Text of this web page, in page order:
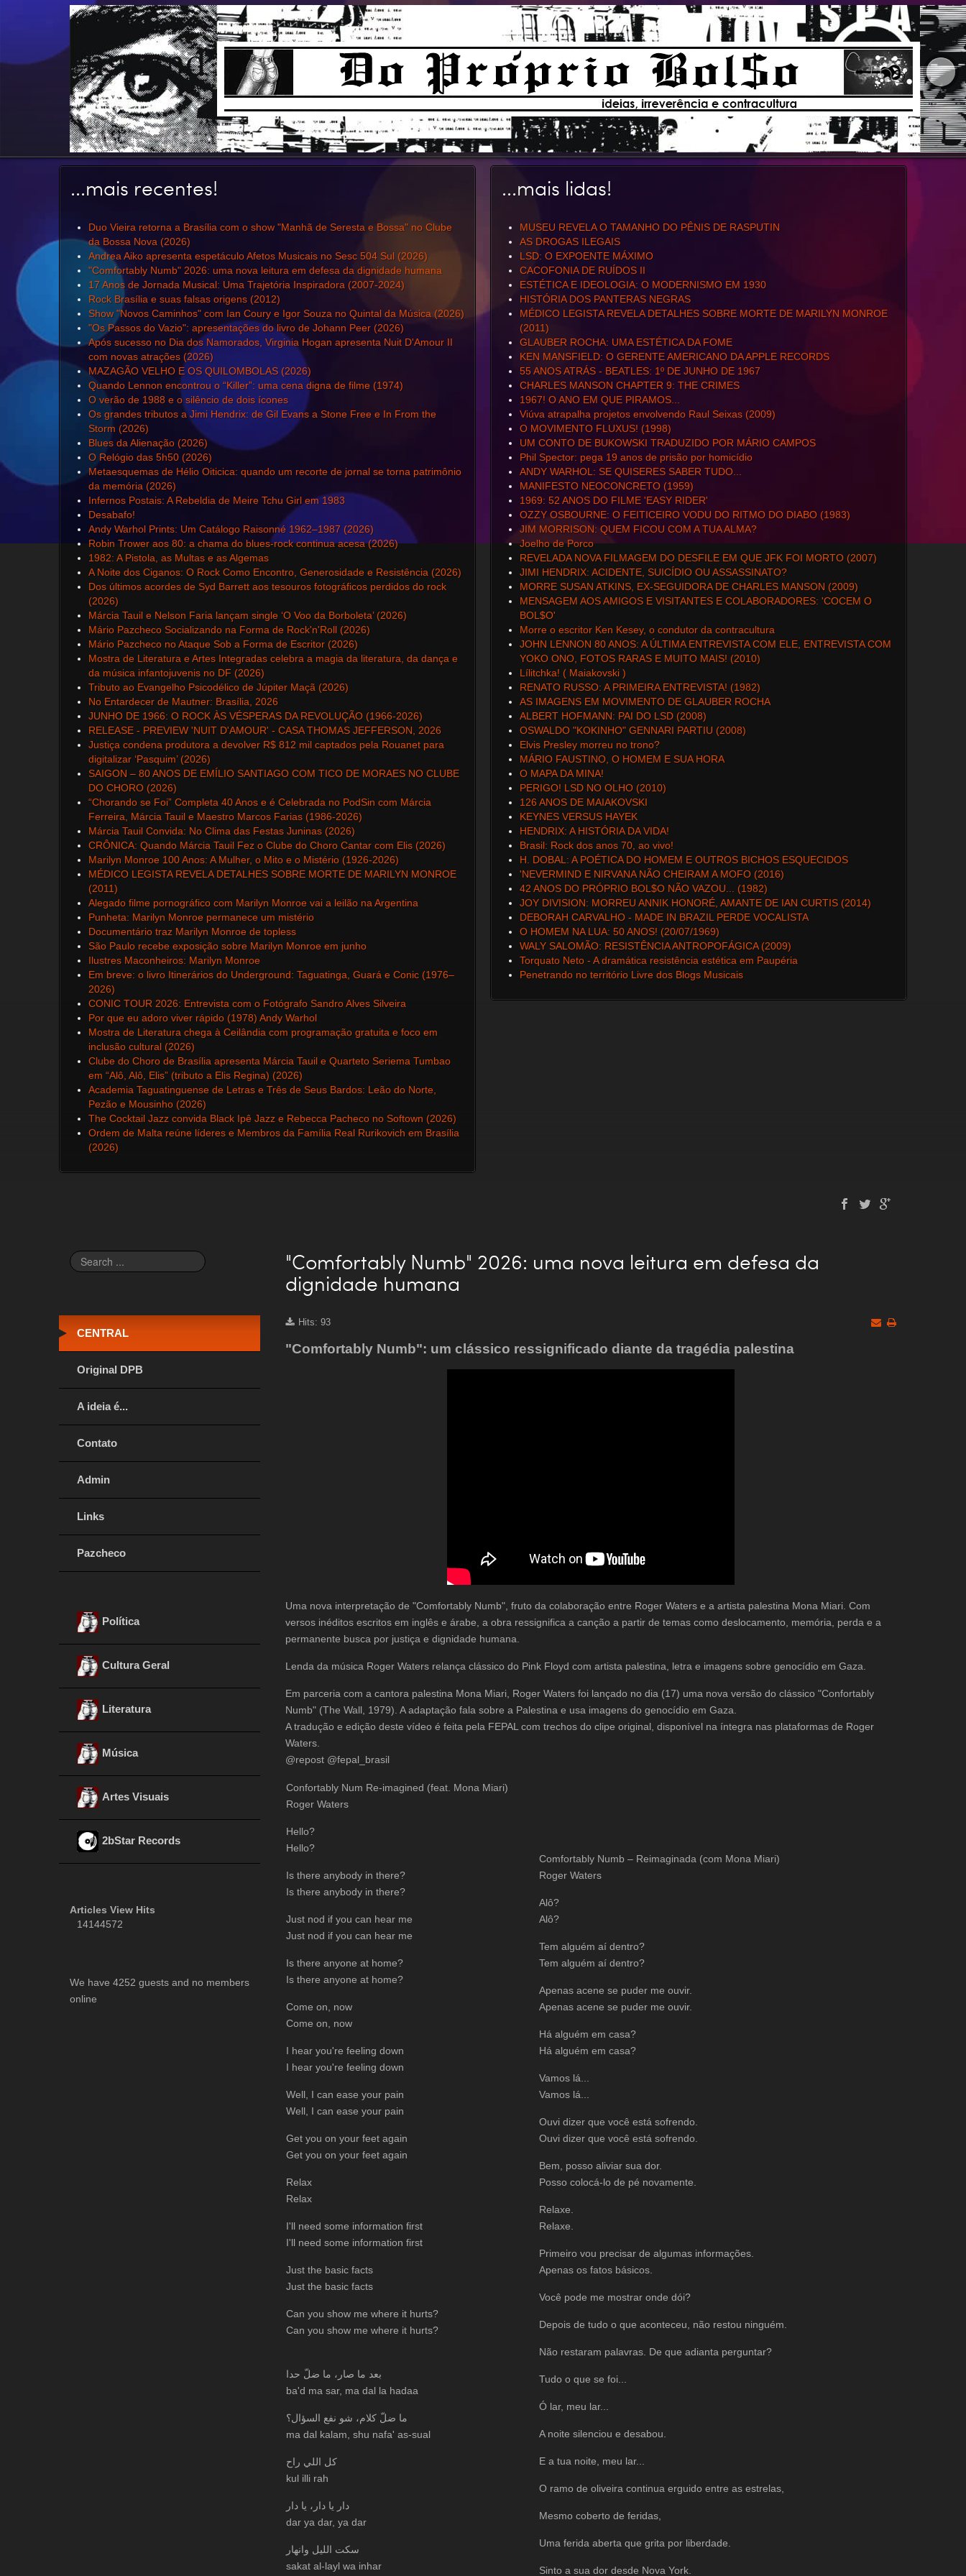
...mais recentes!
Duo Vieira retorna a Brasília com o show "Manhã de Seresta e Bossa" no Clube
da Bossa Nova (2026)
Andrea Aiko apresenta espetáculo Afetos Musicais no Sesc 504 Sul (2026)
"Comfortably Numb" 2026: uma nova leitura em defesa da dignidade humana
17 Anos de Jornada Musical: Uma Trajetória Inspiradora (2007-2024)
Rock Brasília e suas falsas origens (2012)
Show "Novos Caminhos" com Ian Coury e Igor Souza no Quintal da Música (2026)
"Os Passos do Vazio": apresentações do livro de Johann Peer (2026)
Após sucesso no Dia dos Namorados, Virginia Hogan apresenta Nuit D'Amour II
com novas atrações (2026)
MAZAGÃO VELHO E OS QUILOMBOLAS (2026)
Quando Lennon encontrou o “Killer”: uma cena digna de filme (1974)
O verão de 1988 e o silêncio de dois ícones
Os grandes tributos a Jimi Hendrix: de Gil Evans a Stone Free e In From the
Storm (2026)
Blues da Alienação (2026)
O Relógio das 5h50 (2026)
Metaesquemas de Hélio Oiticica: quando um recorte de jornal se torna patrimônio
da memória (2026)
Infernos Postais: A Rebeldia de Meire Tchu Girl em 1983
Desabafo!
Andy Warhol Prints: Um Catálogo Raisonné 1962–1987 (2026)
Robin Trower aos 80: a chama do blues-rock continua acesa (2026)
1982: A Pistola, as Multas e as Algemas
A Noite dos Ciganos: O Rock Como Encontro, Generosidade e Resistência (2026)
Dos últimos acordes de Syd Barrett aos tesouros fotográficos perdidos do rock
(2026)
Márcia Tauil e Nelson Faria lançam single ‘O Voo da Borboleta’ (2026)
Mário Pazcheco Socializando na Forma de Rock'n'Roll (2026)
Mário Pazcheco no Ataque Sob a Forma de Escritor (2026)
Mostra de Literatura e Artes Integradas celebra a magia da literatura, da dança e
da música infantojuvenis no DF (2026)
Tributo ao Evangelho Psicodélico de Júpiter Maçã (2026)
No Entardecer de Mautner: Brasília, 2026
JUNHO DE 1966: O ROCK ÀS VÉSPERAS DA REVOLUÇÃO (1966-2026)
RELEASE - PREVIEW 'NUIT D'AMOUR' - CASA THOMAS JEFFERSON, 2026
Justiça condena produtora a devolver R$ 812 mil captados pela Rouanet para
digitalizar ‘Pasquim’ (2026)
SAIGON – 80 ANOS DE EMÍLIO SANTIAGO COM TICO DE MORAES NO CLUBE
DO CHORO (2026)
“Chorando se Foi” Completa 40 Anos e é Celebrada no PodSin com Márcia
Ferreira, Márcia Tauil e Maestro Marcos Farias (1986-2026)
Márcia Tauil Convida: No Clima das Festas Juninas (2026)
CRÔNICA: Quando Márcia Tauil Fez o Clube do Choro Cantar com Elis (2026)
Marilyn Monroe 100 Anos: A Mulher, o Mito e o Mistério (1926-2026)
MÉDICO LEGISTA REVELA DETALHES SOBRE MORTE DE MARILYN MONROE
(2011)
Alegado filme pornográfico com Marilyn Monroe vai a leilão na Argentina
Punheta: Marilyn Monroe permanece um mistério
Documentário traz Marilyn Monroe de topless
São Paulo recebe exposição sobre Marilyn Monroe em junho
Ilustres Maconheiros: Marilyn Monroe
Em breve: o livro Itinerários do Underground: Taguatinga, Guará e Conic (1976–
2026)
CONIC TOUR 2026: Entrevista com o Fotógrafo Sandro Alves Silveira
Por que eu adoro viver rápido (1978) Andy Warhol
Mostra de Literatura chega à Ceilândia com programação gratuita e foco em
inclusão cultural (2026)
Clube do Choro de Brasília apresenta Márcia Tauil e Quarteto Seriema Tumbao
em “Alô, Alô, Elis” (tributo a Elis Regina) (2026)
Academia Taguatinguense de Letras e Três de Seus Bardos: Leão do Norte,
Pezão e Mousinho (2026)
The Cocktail Jazz convida Black Ipê Jazz e Rebecca Pacheco no Softown (2026)
Ordem de Malta reúne líderes e Membros da Família Real Rurikovich em Brasília
(2026)
...mais lidas!
MUSEU REVELA O TAMANHO DO PÊNIS DE RASPUTIN
AS DROGAS ILEGAIS
LSD: O EXPOENTE MÁXIMO
CACOFONIA DE RUÍDOS II
ESTÉTICA E IDEOLOGIA: O MODERNISMO EM 1930
HISTÓRIA DOS PANTERAS NEGRAS
MÉDICO LEGISTA REVELA DETALHES SOBRE MORTE DE MARILYN MONROE
(2011)
GLAUBER ROCHA: UMA ESTÉTICA DA FOME
KEN MANSFIELD: O GERENTE AMERICANO DA APPLE RECORDS
55 ANOS ATRÁS - BEATLES: 1º DE JUNHO DE 1967
CHARLES MANSON CHAPTER 9: THE CRIMES
1967! O ANO EM QUE PIRAMOS...
Viúva atrapalha projetos envolvendo Raul Seixas (2009)
O MOVIMENTO FLUXUS! (1998)
UM CONTO DE BUKOWSKI TRADUZIDO POR MÁRIO CAMPOS
Phil Spector: pega 19 anos de prisão por homicídio
ANDY WARHOL: SE QUISERES SABER TUDO...
MANIFESTO NEOCONCRETO (1959)
1969: 52 ANOS DO FILME 'EASY RIDER'
OZZY OSBOURNE: O FEITICEIRO VODU DO RITMO DO DIABO (1983)
JIM MORRISON: QUEM FICOU COM A TUA ALMA?
Joelho de Porco
REVELADA NOVA FILMAGEM DO DESFILE EM QUE JFK FOI MORTO (2007)
JIMI HENDRIX: ACIDENTE, SUICÍDIO OU ASSASSINATO?
MORRE SUSAN ATKINS, EX-SEGUIDORA DE CHARLES MANSON (2009)
MENSAGEM AOS AMIGOS E VISITANTES E COLABORADORES: 'COCEM O
BOL$O'
Morre o escritor Ken Kesey, o condutor da contracultura
JOHN LENNON 80 ANOS: A ÚLTIMA ENTREVISTA COM ELE, ENTREVISTA COM
YOKO ONO, FOTOS RARAS E MUITO MAIS! (2010)
Lílitchka! ( Maiakovski )
RENATO RUSSO: A PRIMEIRA ENTREVISTA! (1982)
AS IMAGENS EM MOVIMENTO DE GLAUBER ROCHA
ALBERT HOFMANN: PAI DO LSD (2008)
OSWALDO "KOKINHO" GENNARI PARTIU (2008)
Elvis Presley morreu no trono?
MÁRIO FAUSTINO, O HOMEM E SUA HORA
O MAPA DA MINA!
PERIGO! LSD NO OLHO (2010)
126 ANOS DE MAIAKOVSKI
KEYNES VERSUS HAYEK
HENDRIX: A HISTÓRIA DA VIDA!
Brasil: Rock dos anos 70, ao vivo!
H. DOBAL: A POÉTICA DO HOMEM E OUTROS BICHOS ESQUECIDOS
'NEVERMIND E NIRVANA NÃO CHEIRAM A MOFO (2016)
42 ANOS DO PRÓPRIO BOL$O NÃO VAZOU... (1982)
JOY DIVISION: MORREU ANNIK HONORÉ, AMANTE DE IAN CURTIS (2014)
DEBORAH CARVALHO - MADE IN BRAZIL PERDE VOCALISTA
O HOMEM NA LUA: 50 ANOS! (20/07/1969)
WALY SALOMÃO: RESISTÊNCIA ANTROPOFÁGICA (2009)
Torquato Neto - A dramática resistência estética em Paupéria
Penetrando no território Livre dos Blogs Musicais
"Comfortably Numb" 2026: uma nova leitura em defesa da
dignidade humana
Hits: 93
"Comfortably Numb": um clássico ressignificado diante da tragédia palestina
Uma nova interpretação de "Comfortably Numb", fruto da colaboração entre Roger Waters e a artista palestina Mona Miari. Com
versos inéditos escritos em inglês e árabe, a obra ressignifica a canção a partir de temas como deslocamento, memória, perda e a
permanente busca por justiça e dignidade humana.
Lenda da música Roger Waters relança clássico do Pink Floyd com artista palestina, letra e imagens sobre genocídio em Gaza.
Em parceria com a cantora palestina Mona Miari, Roger Waters foi lançado no dia (17) uma nova versão do clássico "Confortably
Numb" (The Wall, 1979). A adaptação fala sobre a Palestina e usa imagens do genocídio em Gaza.
A tradução e edição deste vídeo é feita pela FEPAL com trechos do clipe original, disponível na íntegra nas plataformas de Roger
Waters.
@repost @fepal_brasil
Confortably Num Re-imagined (feat. Mona Miari)
Roger Waters
Hello?
Hello?
Is there anybody in there?
Is there anybody in there?
Just nod if you can hear me
Just nod if you can hear me
Is there anyone at home?
Is there anyone at home?
Come on, now
Come on, now
I hear you're feeling down
I hear you're feeling down
Well, I can ease your pain
Well, I can ease your pain
Get you on your feet again
Get you on your feet again
Relax
Relax
I'll need some information first
I'll need some information first
Just the basic facts
Just the basic facts
Can you show me where it hurts?
Can you show me where it hurts?
بعد ما صار، ما ضلّ حدا
ba'd ma sar, ma dal la hadaa
ما ضلّ كلام، شو نفع السؤال؟
ma dal kalam, shu nafa' as-sual
كل اللي راح
kul illi rah
دار يا دار، يا دار
dar ya dar, ya dar
سكت الليل وانهار
sakat al-layl wa inhar
Comfortably Numb – Reimaginada (com Mona Miari)
Roger Waters
Alô?
Alô?
Tem alguém aí dentro?
Tem alguém aí dentro?
Apenas acene se puder me ouvir.
Apenas acene se puder me ouvir.
Há alguém em casa?
Há alguém em casa?
Vamos lá...
Vamos lá...
Ouvi dizer que você está sofrendo.
Ouvi dizer que você está sofrendo.
Bem, posso aliviar sua dor.
Posso colocá-lo de pé novamente.
Relaxe.
Relaxe.
Primeiro vou precisar de algumas informações.
Apenas os fatos básicos.
Você pode me mostrar onde dói?
Depois de tudo o que aconteceu, não restou ninguém.
Não restaram palavras. De que adianta perguntar?
Tudo o que se foi...
Ó lar, meu lar...
A noite silenciou e desabou.
E a tua noite, meu lar...
O ramo de oliveira continua erguido entre as estrelas,
Mesmo coberto de feridas,
Uma ferida aberta que grita por liberdade.
Sinto a sua dor desde Nova York.
Search
...
CENTRAL
Original DPB
A ideia é...
Contato
Admin
Links
Pazcheco
Política
Cultura Geral
Literatura
Música
Artes Visuais
2bStar Records
Articles View Hits
14144572
We have 4252 guests and no members
online